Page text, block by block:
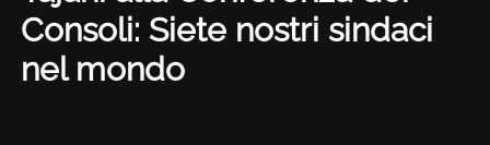
Consoli: Siete nostri sindaci
nel mondo